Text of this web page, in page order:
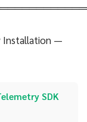
Installation —
SDK